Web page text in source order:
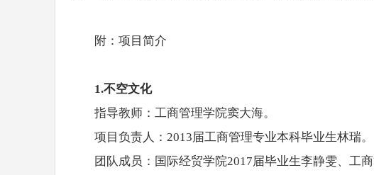
附：项目简介
1.不空文化
指导教师：工商管理学院窦大海。
项目负责人：2013届工商管理专业本科毕业生林瑞。
团队成员：国际经贸学院2017届毕业生李静雯、工